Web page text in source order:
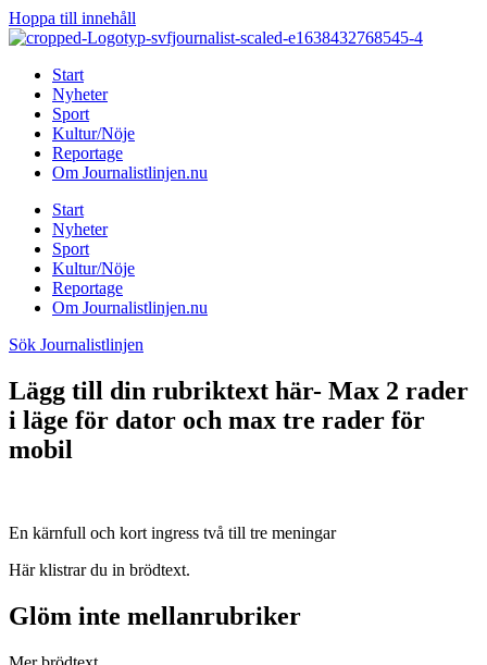
Hoppa till innehåll
Start
Nyheter
Sport
Kultur/Nöje
Reportage
Om Journalistlinjen.nu
Start
Nyheter
Sport
Kultur/Nöje
Reportage
Om Journalistlinjen.nu
Sök Journalistlinjen
Lägg till din rubriktext här- Max 2 rader
i läge för dator och max tre rader för
mobil
En kärnfull och kort ingress två till tre meningar
Här klistrar du in brödtext.
Glöm inte mellanrubriker